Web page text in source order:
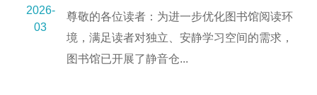
2026-
03
尊敬的各位读者：为进一步优化图书馆阅读环
境，满足读者对独立、安静学习空间的需求，
图书馆已开展了静音仓...